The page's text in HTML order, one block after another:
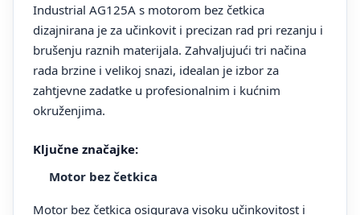
Industrial AG125A s motorom bez četkica
dizajnirana je za učinkovit i precizan rad pri rezanju i
brušenju raznih materijala. Zahvaljujući tri načina
rada brzine i velikoj snazi, idealan je izbor za
zahtjevne zadatke u profesionalnim i kućnim
okruženjima.
Ključne značajke:
Motor bez četkica
Motor bez četkica osigurava visoku učinkovitost i